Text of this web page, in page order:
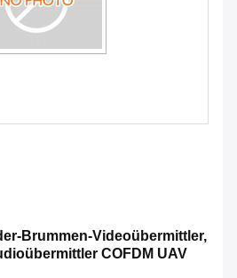
Brummen-Videoübermittler,
COFDM UAV